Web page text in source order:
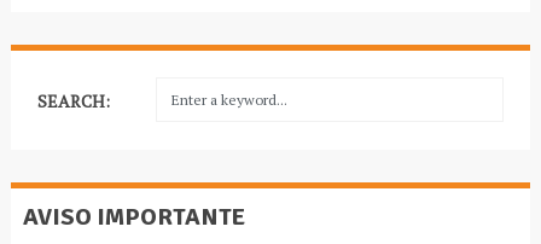
SEARCH:
AVISO IMPORTANTE